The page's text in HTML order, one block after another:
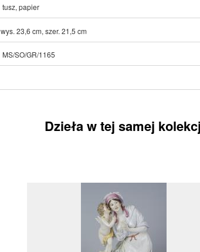
tusz, papier
wys. 23,6 cm, szer. 21,5 cm
MS/SO/GR/1165
Dzieła w tej samej